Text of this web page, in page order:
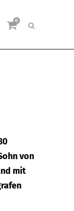
0
von
mit